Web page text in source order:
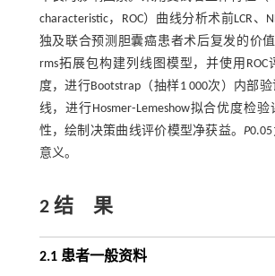
characteristic，ROC）曲线分析术前LCR、
独及联合预测胆囊癌患者术后复发的价
rms拓展包构建列线图模型，并使用
度，进行Bootstrap（抽样1 000次）内部
线，进行Hosmer⁃Lemeshow拟合优度检
性，绘制决策曲线评价模型净获益。P
意义。
2 结 果
2.1 患者一般资料